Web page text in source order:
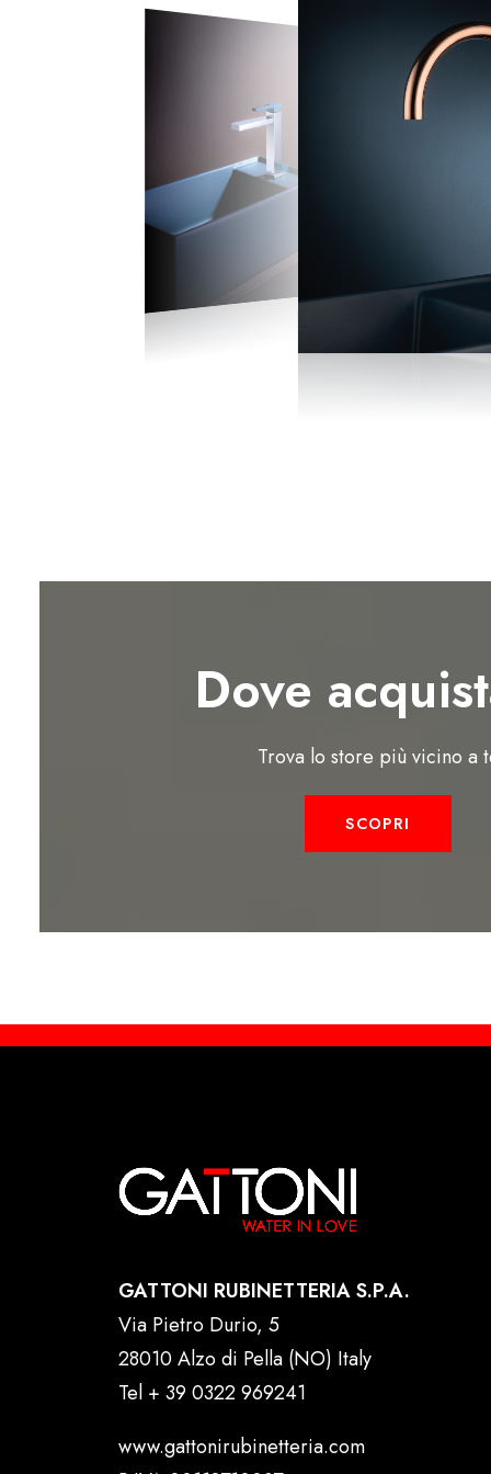
Dove
Trova lo store più vicino a
SCOPRI
GATTONI RUBINETTERIA S.P.A.
Via Pietro Durio, 5
28010 Alzo di Pella (NO) Italy
Tel + 39 0322 969241
www.gattonirubinetteria.com